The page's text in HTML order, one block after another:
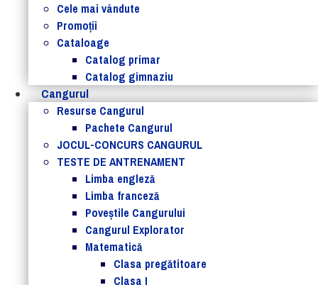
Cele mai vândute
Promoții
Cataloage
Catalog primar
Catalog gimnaziu
Cangurul
Resurse Cangurul
Pachete Cangurul
JOCUL-CONCURS CANGURUL
TESTE DE ANTRENAMENT
Limba engleză
Limba franceză
Poveștile Cangurului
Cangurul Explorator
Matematică
Clasa pregătitoare
Clasa I